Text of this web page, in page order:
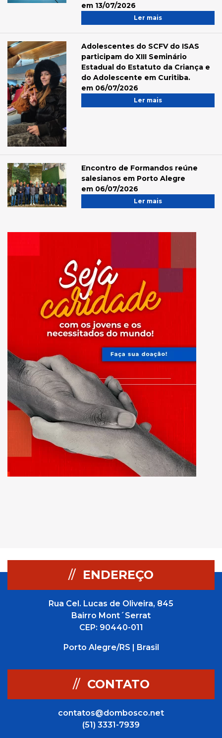
em 13/07/2026
Ler mais
Adolescentes do SCFV do ISAS
participam do XIII Seminário
Estadual do Estatuto da Criança e
do Adolescente em Curitiba.
em 06/07/2026
Ler mais
Encontro de Formandos reúne
salesianos em Porto Alegre
em 06/07/2026
Ler mais
// ENDEREÇO
Rua Cel. Lucas de Oliveira, 845
Bairro Mont´Serrat
CEP: 90440-011
Porto Alegre/RS | Brasil
// CONTATO
contatos@dombosco.net
(51) 3331-7939